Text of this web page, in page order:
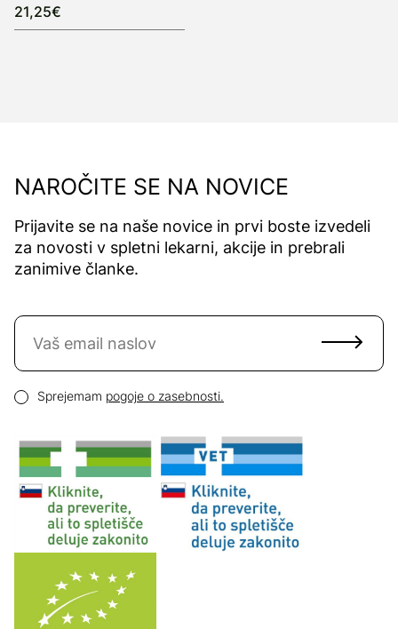
21,25€
NAROČITE SE NA NOVICE
Prijavite se na naše novice in prvi boste izvedeli
za novosti v spletni lekarni, akcije in prebrali
zanimive članke.
Naročite se na novice
Pogoji zasebnosti
Sprejemam pogoje o zasebnosti.